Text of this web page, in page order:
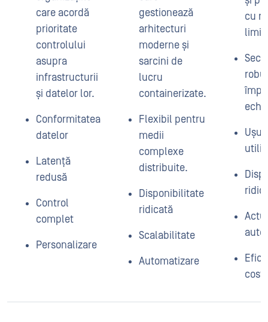
care acordă
prioritate
controlului
asupra
infrastructurii
și datelor lor.
Conformitatea
datelor
Latență
redusă
Control
complet
Personalizare
gestionează
arhitecturi
moderne și
sarcini de
lucru
containerizate.
Flexibil pentru
medii
complexe
distribuite.
Disponibilitate
ridicată
Scalabilitate
Automatizare
cu